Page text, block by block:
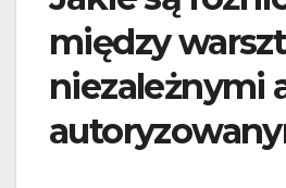
między
niezależnymi